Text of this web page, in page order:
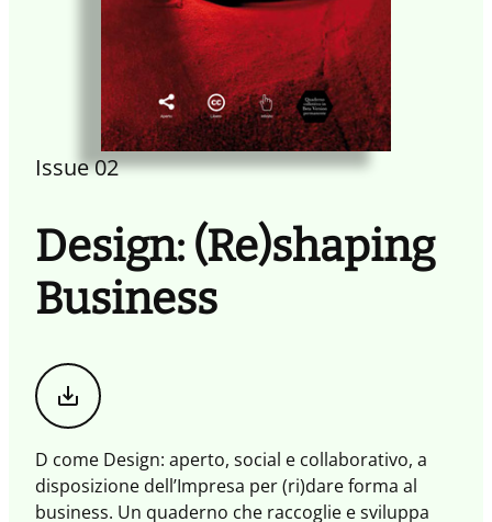
Issue 02
Design: (Re)shaping
Business
Scarica
il
magazine
D come Design: aperto, social e collaborativo, a
disposizione dell’Impresa per (ri)dare forma al
business. Un quaderno che raccoglie e sviluppa